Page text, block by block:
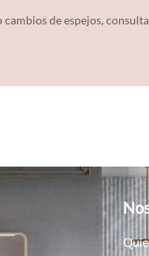
de espejos,